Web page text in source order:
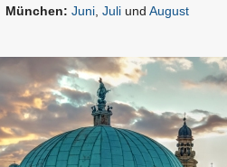
München: Juni Juli und August